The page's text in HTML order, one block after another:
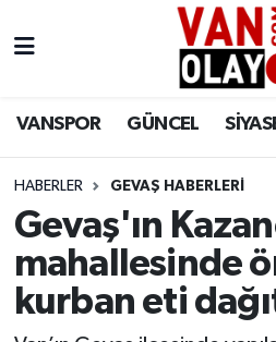
VANSPOR GÜNCEL
HABERLER GEVAŞ HABERLERİ
Gevaş'ın
mahallesinde
kurban eti
Siyaset
Ekonomi
Sağlık
Van Nöbetçi Eczaneler
Van Namaz Vakitleri
Van Trafik Yoğunluk
Süper Lig Puan Durumu